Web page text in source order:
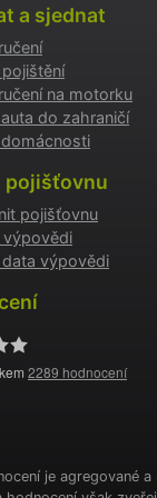
a sjednat
na motorku
do zahraničí
pojišťovnu
pojišťovnu
výpovědi
výpovědi
2289 hodnocení
je agregované